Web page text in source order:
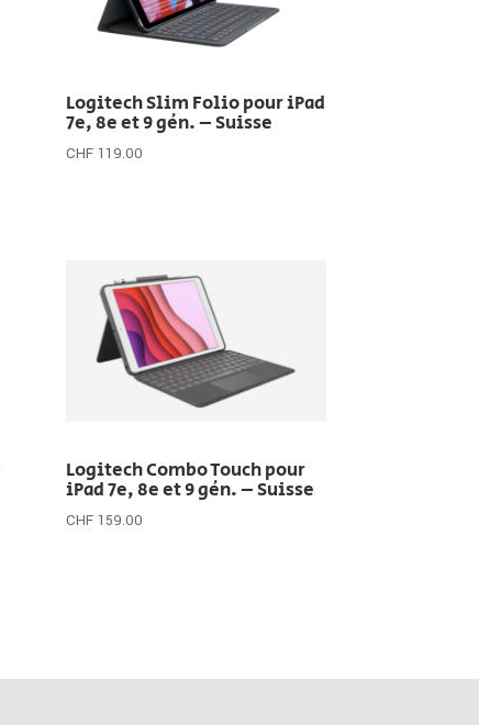
Logitech Slim Folio pour iPad
7e, 8e et 9 gén. – Suisse
CHF 119.00
Logitech Combo Touch pour
iPad 7e, 8e et 9 gén. – Suisse
CHF 159.00